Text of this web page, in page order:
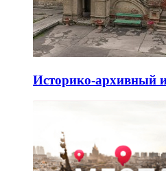
Историко-архивный